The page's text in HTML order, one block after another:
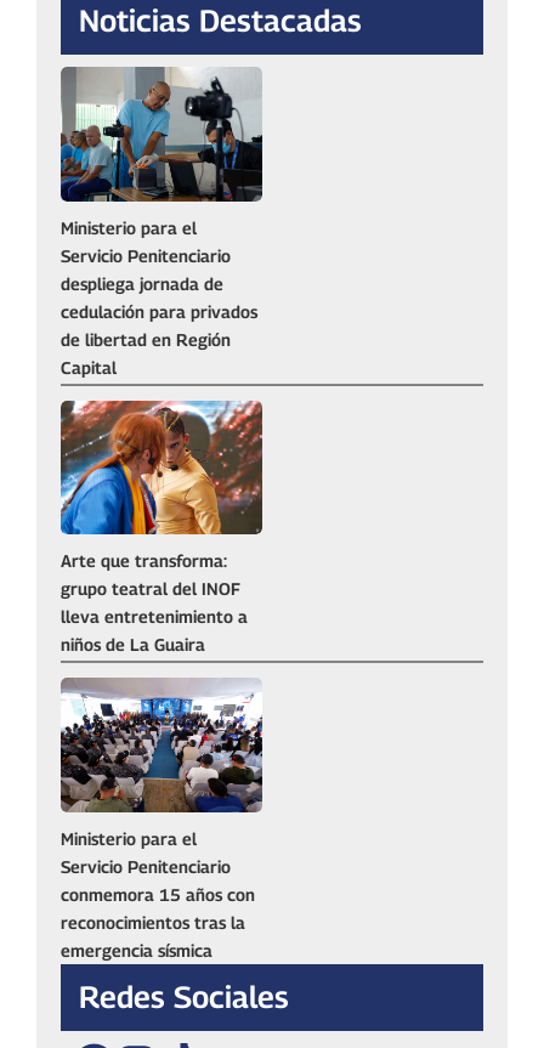
Noticias Destacadas
Ministerio para el
Servicio Penitenciario
despliega jornada de
cedulación para privados
de libertad en Región
Capital‎
Arte que transforma:
grupo teatral del INOF
lleva entretenimiento a
niños de La Guaira
Ministerio para el
Servicio Penitenciario
conmemora 15 años con
reconocimientos tras la
emergencia sísmica
Redes Sociales